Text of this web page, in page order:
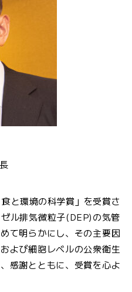
と環境の科学賞」を受賞さ
ル排気微粒子(DEP)の気管
て明らかにし、その主要因
よび細胞レベルの公衆衛生
感謝とともに、受賞を心よ